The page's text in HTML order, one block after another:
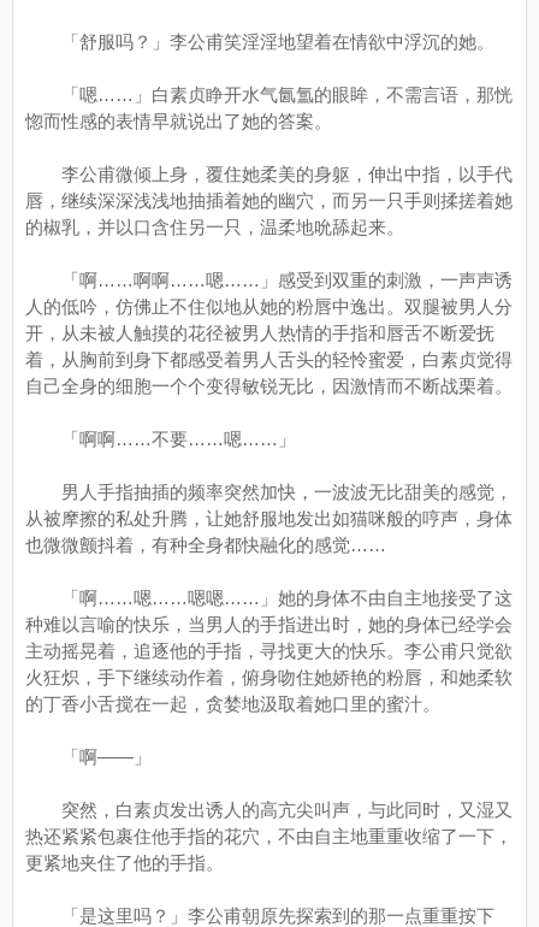
「舒服吗？」李公甫笑淫淫地望着在情欲中浮沉的她。
「嗯……」白素贞睁开水气氤氲的眼眸，不需言语，那恍
惚而性感的表情早就说出了她的答案。
李公甫微倾上身，覆住她柔美的身躯，伸出中指，以手代
唇，继续深深浅浅地抽插着她的幽穴，而另一只手则揉搓着她
的椒乳，并以口含住另一只，温柔地吮舔起来。
「啊……啊啊……嗯……」感受到双重的刺激，一声声诱
人的低吟，仿佛止不住似地从她的粉唇中逸出。双腿被男人分
开，从未被人触摸的花径被男人热情的手指和唇舌不断爱抚
着，从胸前到身下都感受着男人舌头的轻怜蜜爱，白素贞觉得
自己全身的细胞一个个变得敏锐无比，因激情而不断战栗着。
「啊啊……不要……嗯……」
男人手指抽插的频率突然加快，一波波无比甜美的感觉，
从被摩擦的私处升腾，让她舒服地发出如猫咪般的哼声，身体
也微微颤抖着，有种全身都快融化的感觉……
「啊……嗯……嗯嗯……」她的身体不由自主地接受了这
种难以言喻的快乐，当男人的手指进出时，她的身体已经学会
主动摇晃着，追逐他的手指，寻找更大的快乐。李公甫只觉欲
火狂炽，手下继续动作着，俯身吻住她娇艳的粉唇，和她柔软
的丁香小舌搅在一起，贪婪地汲取着她口里的蜜汁。
「啊——」
突然，白素贞发出诱人的高亢尖叫声，与此同时，又湿又
热还紧紧包裹住他手指的花穴，不由自主地重重收缩了一下，
更紧地夹住了他的手指。
「是这里吗？」李公甫朝原先探索到的那一点重重按下